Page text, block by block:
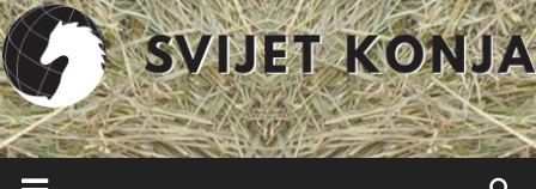
Svijet